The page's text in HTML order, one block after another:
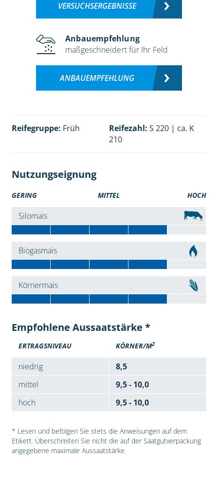
VERSUCHSERGEBNISSE
Anbauempfehlung
maßgeschneidert für Ihr Feld
ANBAUEMPFEHLUNG
Reifegruppe: Früh Reifezahl: S 220 | ca. K
210
Nutzungseignung
GERING MITTEL HOCH
Silomais
Biogasmais
Körnermais
Empfohlene Aussaatstärke *
ERTRAGSNIVEAU KÖRNER/M2
niedrig
8,5
mittel
9,5 - 10,0
hoch
9,5 - 10,0
* Lesen und befolgen Sie stets die Anweisungen auf dem
Etikett. Überschreiten Sie nicht die auf der Saatgutverpackung
angegebene maximale Aussaatstärke.